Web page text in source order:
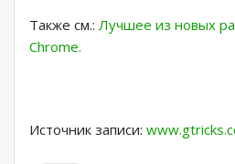
Также см.: Лучшее из новых
Chrome.
Источник записи: